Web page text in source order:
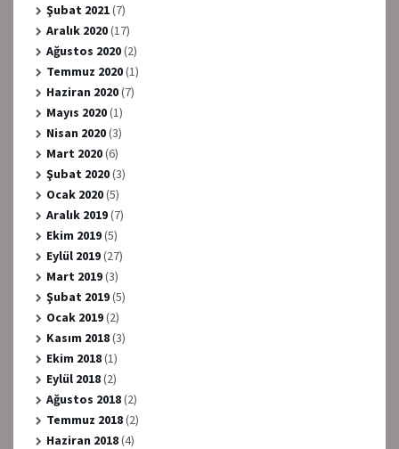
Şubat 2021(7)
Aralık 2020(17)
Ağustos 2020(2)
Temmuz 2020(1)
Haziran 2020(7)
Mayıs 2020(1)
Nisan 2020(3)
Mart 2020(6)
Şubat 2020(3)
Ocak 2020(5)
Aralık 2019(7)
Ekim 2019(5)
Eylül 2019(27)
Mart 2019(3)
Şubat 2019(5)
Ocak 2019(2)
Kasım 2018(3)
Ekim 2018(1)
Eylül 2018(2)
Ağustos 2018(2)
Temmuz 2018(2)
Haziran 2018(4)